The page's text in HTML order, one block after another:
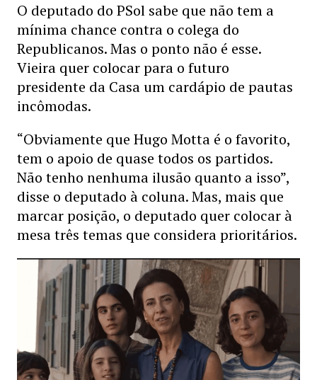
O deputado do PSol sabe que não tem a
mínima chance contra o colega do
Republicanos. Mas o ponto não é esse.
Vieira quer colocar para o futuro
presidente da Casa um cardápio de pautas
incômodas.
“Obviamente que Hugo Motta é o favorito,
tem o apoio de quase todos os partidos.
Não tenho nenhuma ilusão quanto a isso”,
disse o deputado à coluna. Mas, mais que
marcar posição, o deputado quer colocar à
mesa três temas que considera prioritários.